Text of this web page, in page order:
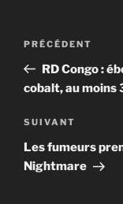
Navigation
l’article
Article
précédent
PRÉCÉDENT
RD Congo :
cobalt, au moins
Article
suivant
SUIVANT
Les fumeurs
Nightmare